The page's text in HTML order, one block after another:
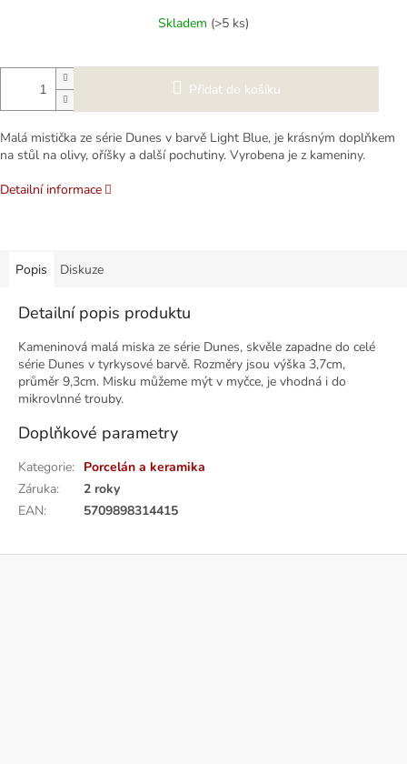
Skladem (>5 ks)
Přidat do košíku
Malá mistička ze série Dunes v barvě Light Blue, je krásným doplňkem
na stůl na olivy, oříšky a další pochutiny. Vyrobena je z kameniny.
Detailní informace
Popis Diskuze
Detailní popis produktu
Kameninová malá miska ze série Dunes, skvěle zapadne do celé
série Dunes v tyrkysové barvě. Rozměry jsou výška 3,7cm,
průměr 9,3cm. Misku můžeme mýt v myčce, je vhodná i do
mikrovlnné trouby.
Doplňkové parametry
Kategorie: Porcelán a keramika
Záruka:
2 roky
EAN: 5709898314415
Z